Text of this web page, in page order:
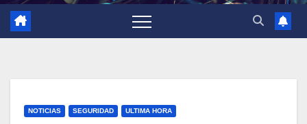
NOTICIAS SEGURIDAD ULTIMA HORA